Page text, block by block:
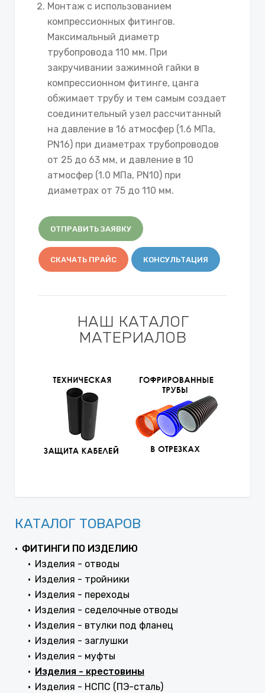
Монтаж с использованием
компрессионных фитингов.
Максимальный диаметр
трубопровода 110 мм. При
закручивании зажимной гайки в
компрессионном фитинге, цанга
обжимает трубу и тем самым создает
соединительный узел рассчитанный
на давление в 16 атмосфер (1.6 МПа,
PN16) при диаметрах трубопроводов
от 25 до 63 мм, и давление в 10
атмосфер (1.0 МПа, PN10) при
диаметрах от 75 до 110 мм.
ОТПРАВИТЬ ЗАЯВКУ
СКАЧАТЬ ПРАЙС КОНСУЛЬТАЦИЯ
НАШ КАТАЛОГ
МАТЕРИАЛОВ
КАТАЛОГ ТОВАРОВ
ФИТИНГИ ПО ИЗДЕЛИЮ
Изделия - отводы
Изделия - тройники
Изделия - переходы
Изделия - седелочные отводы
Изделия - втулки под фланец
Изделия - заглушки
Изделия - муфты
Изделия - крестовины
Изделия - НСПС (ПЭ-сталь)